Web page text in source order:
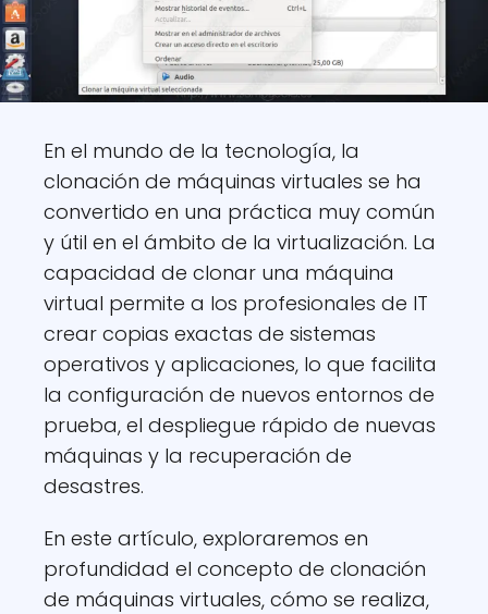
En el mundo de la tecnología, la
clonación de máquinas virtuales se ha
convertido en una práctica muy común
y útil en el ámbito de la virtualización. La
capacidad de clonar una máquina
virtual permite a los profesionales de IT
crear copias exactas de sistemas
operativos y aplicaciones, lo que facilita
la configuración de nuevos entornos de
prueba, el despliegue rápido de nuevas
máquinas y la recuperación de
desastres.
En este artículo, exploraremos en
profundidad el concepto de clonación
de máquinas virtuales, cómo se realiza,